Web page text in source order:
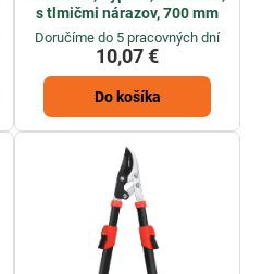
s tlmičmi nárazov, 700 mm
Doručíme do 5 pracovných dní
10,07 €
Do košíka